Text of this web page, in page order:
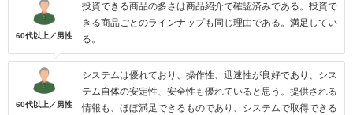
60代以上／男性
投資できる商品の多さは商品紹介で確認済みである。投資で
きる商品ごとのラインナップも同じ理由である。満足してい
る。
60代以上／男性
システムは優れており、操作性、迅速性が良好であり、シス
テム自体の安定性、安全性も優れていると思う。提供される
情報も、ほぼ満足できるものであり、システムで取得できる